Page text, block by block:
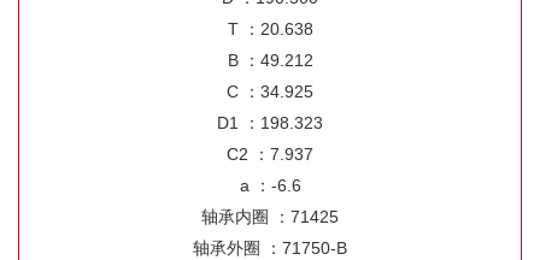
T ：20.638
B ：49.212
C ：34.925
D1 ：198.323
C2 ：7.937
a ：-6.6
轴承内圈 ：71425
轴承外圈 ：71750-B